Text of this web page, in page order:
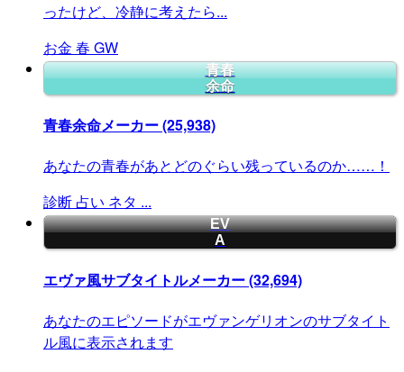
ったけど、冷静に考えたら...
お金 春 GW
青春
余命
青春余命メーカー(25,938)
あなたの青春があとどのぐらい残っているのか……！
診断 占い ネタ ...
EV
A
エヴァ風サブタイトルメーカー(32,694)
あなたのエピソードがエヴァンゲリオンのサブタイト
ル風に表示されます